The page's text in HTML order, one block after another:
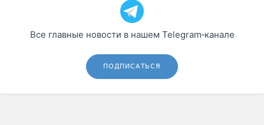
Все главные новости в нашем Telegram‑канале
ПОДПИСАТЬСЯ